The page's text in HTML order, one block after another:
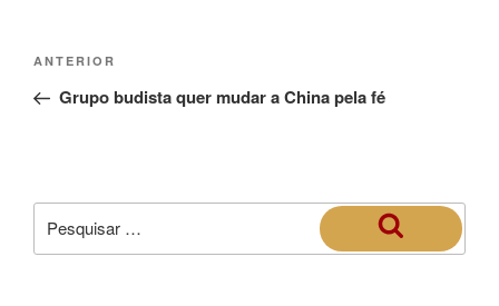
ANTERIOR
Grupo budista quer mudar a China pela fé